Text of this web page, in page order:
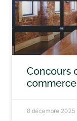
Concours
8 décembre 2025